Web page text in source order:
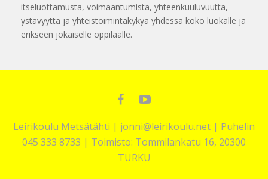
itseluottamusta, voimaantumista, yhteenkuuluvuutta,
ystävyyttä ja yhteistoimintakykyä yhdessä koko luokalle ja
erikseen jokaiselle oppilaalle.
FacebookYouTube
Leirikoulu Metsätähti | jonni@leirikoulu.net | Puhelin
045 333 8733 | Toimisto: Tommilankatu 16, 20300
TURKU